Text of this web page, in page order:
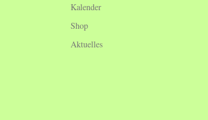
Kalender
Shop
Aktuelles